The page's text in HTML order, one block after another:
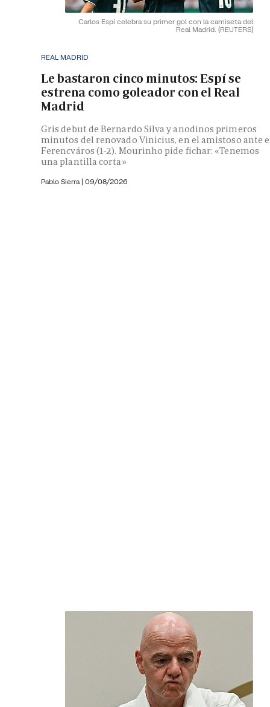
Carlos Espí celebra su primer gol con la camiseta del
Real Madrid. (REUTERS)
REAL MADRID
Le bastaron cinco minutos: Espí se
estrena como goleador con el Real
Madrid
Gris debut de Bernardo Silva y anodinos primeros
minutos del renovado Vinicius, en el amistoso ante
Ferencváros (1-2). Mourinho pide fichar: «Tenemos
una plantilla corta»
Pablo Sierra | 09/08/2026